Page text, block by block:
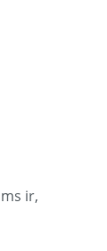
ir,